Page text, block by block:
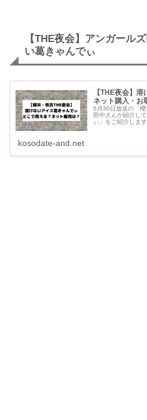
【THE夜会】アンガール
い葛きゃんでぃ
【THE夜会】
ネット購入・お
6月30日放送の「
田中さんが紹介し
ぃ」をご紹介します。 老舗和菓子屋の6代目女将
kosodate-and.net